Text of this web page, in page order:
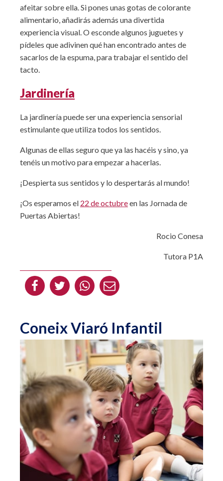
afeitar sobre ella. Si pones unas gotas de colorante
alimentario, añadirás además una divertida
experiencia visual. O esconde algunos juguetes y
pídeles que adivinen qué han encontrado antes de
sacarlos de la espuma, para trabajar el sentido del
tacto.
Jardinería
La jardinería puede ser una experiencia sensorial
estimulante que utiliza todos los sentidos.
Algunas de ellas seguro que ya las hacéis y sino, ya
tenéis un motivo para empezar a hacerlas.
¡Despierta sus sentidos y lo despertarás al mundo!
¡Os esperamos el 22 de octubreen las Jornada de
Puertas Abiertas!
Rocio Conesa
Tutora P1A
Coneix Viaró Infantil